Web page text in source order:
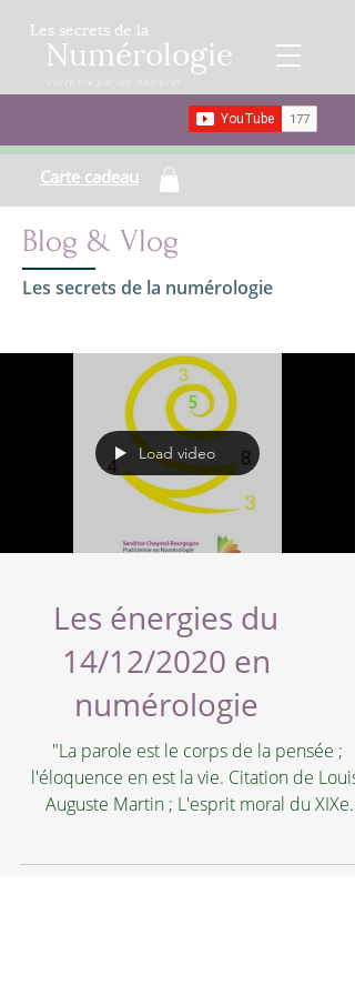
Les secrets de la
Numérologie
Carte cadeau
Blog & Vlog
Les secrets de la numérologie
Load video
Les énergies du
14/12/2020 en
numérologie
"La parole est le corps de la pensée ;
l'éloquence en est la vie. Citation de Louis-
Auguste Martin ; L'esprit moral du XIXe